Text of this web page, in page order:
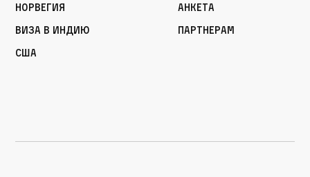
Норвегия
Виза в Индию
США
Анкета
Партнерам